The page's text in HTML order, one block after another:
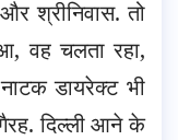
श्रीनिवास. तो
वह चलता रहा,
डायरेक्ट भी
दिल्ली आने के